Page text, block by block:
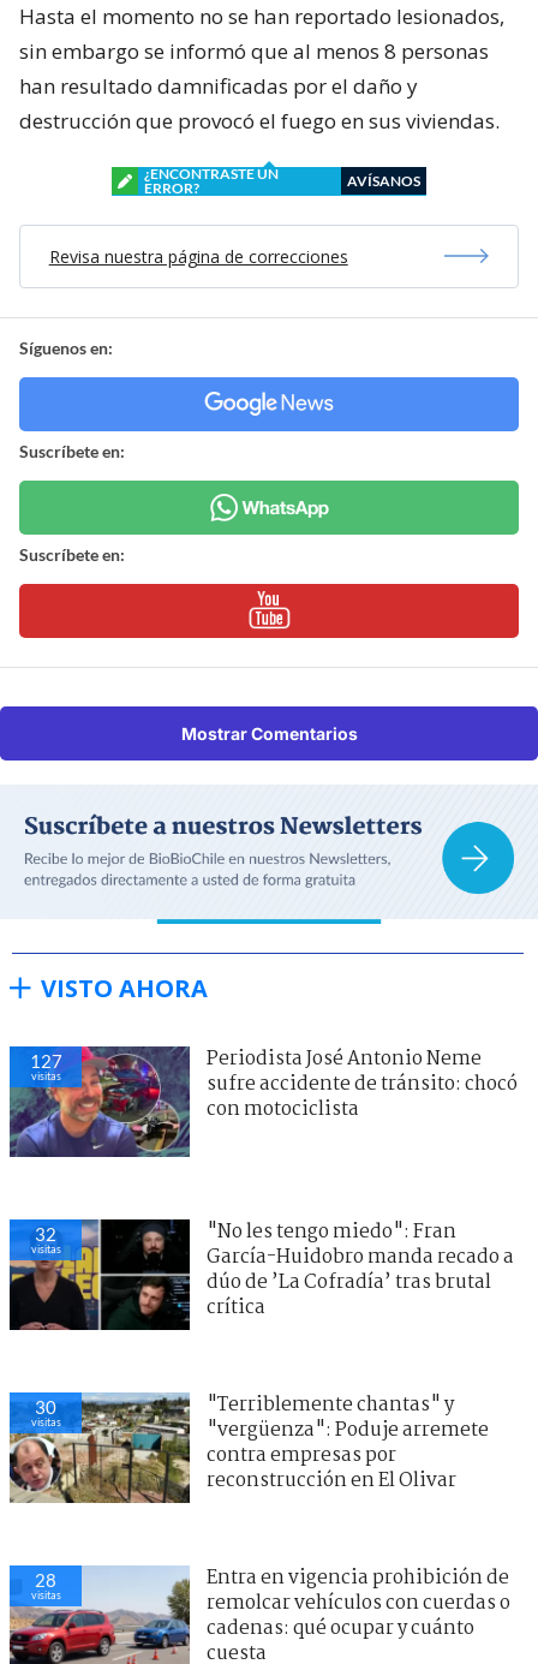
Hasta el momento no se han reportado lesionados,
sin embargo se informó que al menos 8 personas
han resultado damnificadas por el daño y
destrucción que provocó el fuego en sus viviendas.
¿ENCONTRASTE UN
ERROR?
AVÍSANOS
Revisa nuestra página de correcciones
Síguenos en:
Suscríbete en:
Suscríbete en:
Mostrar Comentarios
VISTO AHORA
127
visitas
Periodista José Antonio Neme
sufre accidente de tránsito: chocó
con motociclista
32
visitas
"No les tengo miedo": Fran
García-Huidobro manda recado a
dúo de ’La Cofradía’ tras brutal
crítica
30
visitas
"Terriblemente chantas" y
"vergüenza": Poduje arremete
contra empresas por
reconstrucción en El Olivar
28
visitas
Entra en vigencia prohibición de
remolcar vehículos con cuerdas o
cadenas: qué ocupar y cuánto
cuesta